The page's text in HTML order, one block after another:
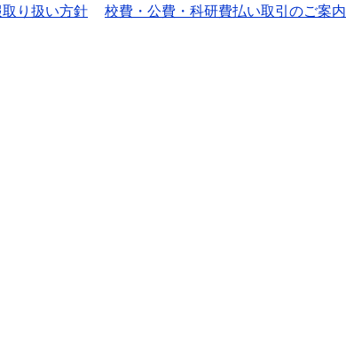
り扱い方針 校費・公費・科研費払い取引のご案内